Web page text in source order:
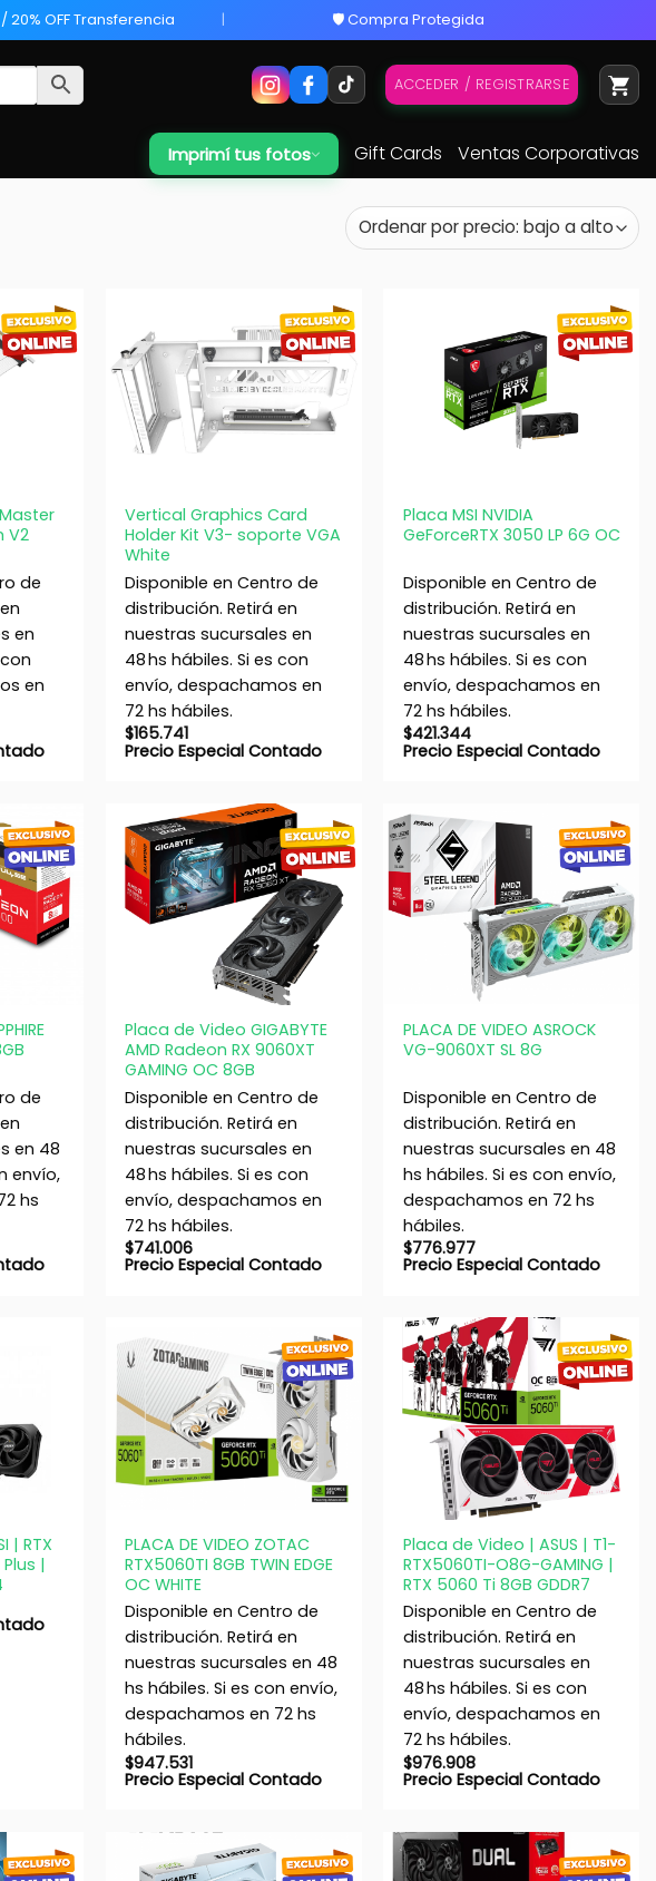
OFF Transferencia 🛡️ Compra Protegida
ACCEDER / REGISTRARSE
Imprimí tus fotos Gift Cards Ventas Corporativas
V2
de
en
en
Vertical Graphics Card
Holder Kit V3- soporte VGA
White
Disponible en Centro de
distribución. Retirá en
nuestras sucursales en
48 hs hábiles. Si es con
envío, despachamos en
72 hs hábiles.
$165.741
Precio Especial Contado
Placa MSI NVIDIA
GeForceRTX 3050 LP 6G OC
Disponible en Centro de
distribución. Retirá en
nuestras sucursales en
48 hs hábiles. Si es con
envío, despachamos en
72 hs hábiles.
$421.344
Precio Especial Contado
de
en 48
envío,
hs
Placa de Video GIGABYTE
AMD Radeon RX 9060XT
GAMING OC 8GB
Disponible en Centro de
distribución. Retirá en
nuestras sucursales en
48 hs hábiles. Si es con
envío, despachamos en
72 hs hábiles.
$741.006
Precio Especial Contado
PLACA DE VIDEO ASROCK
VG-9060XT SL 8G
Disponible en Centro de
distribución. Retirá en
nuestras sucursales en 48
hs hábiles. Si es con envío,
despachamos en 72 hs
hábiles.
$776.977
Precio Especial Contado
| RTX
|
PLACA DE VIDEO ZOTAC
RTX5060TI 8GB TWIN EDGE
OC WHITE
Disponible en Centro de
distribución. Retirá en
nuestras sucursales en 48
hs hábiles. Si es con envío,
despachamos en 72 hs
hábiles.
$947.531
Precio Especial Contado
Placa de Video | ASUS | T1-
RTX5060TI-O8G-GAMING |
RTX 5060 Ti 8GB GDDR7
Disponible en Centro de
distribución. Retirá en
nuestras sucursales en
48 hs hábiles. Si es con
envío, despachamos en
72 hs hábiles.
$976.908
Precio Especial Contado